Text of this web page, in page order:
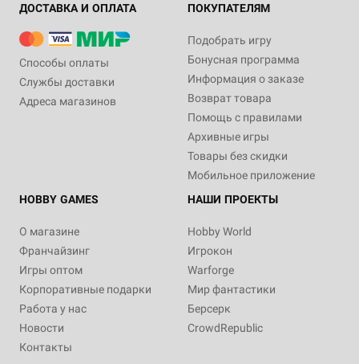
ДОСТАВКА И ОПЛАТА
Способы оплаты
Службы доставки
Адреса магазинов
ПОКУПАТЕЛЯМ
Подобрать игру
Бонусная программа
Информация о заказе
Возврат товара
Помощь с правилами
Архивные игры
Товары без скидки
Мобильное приложение
HOBBY GAMES
О магазине
Франчайзинг
Игры оптом
Корпоративные подарки
Работа у нас
Новости
Контакты
НАШИ ПРОЕКТЫ
Hobby World
Игрокон
Warforge
Мир фантастики
Берсерк
CrowdRepublic